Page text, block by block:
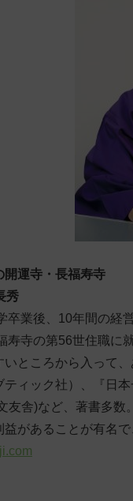
開運寺・長福寿寺
秀
卒業後、10年間の経
寺の第56世住職に
ところから入って
ィック社）、『日
友舎)など、著書多
があることが有名